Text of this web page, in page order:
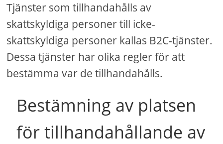
Tjänster som tillhandahålls av
skattskyldiga personer till icke-
skattskyldiga personer kallas B2C-tjänster.
Dessa tjänster har olika regler för att
bestämma var de tillhandahålls.
Bestämning av platsen
för tillhandahållande av